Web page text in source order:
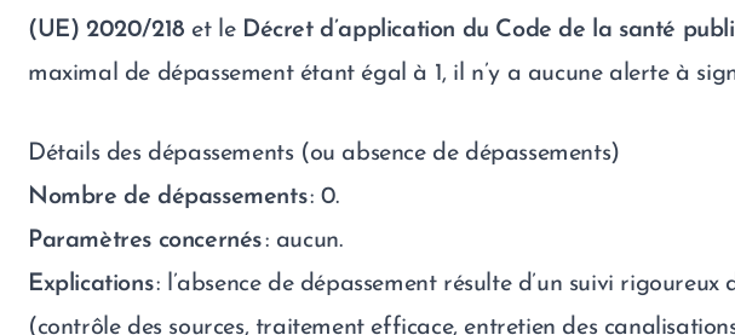
(UE) 2020/218 et le Décret d’application du Code de la santé
maximal de dépassement étant égal à 1, il n’y a aucune alerte à
Détails des dépassements (ou absence de dépassements)
Nombre de dépassements: 0.
Paramètres concernés: aucun.
Explications: l’absence de dépassement résulte d’un suivi rigoureux
(contrôle des sources, traitement efficace, entretien des